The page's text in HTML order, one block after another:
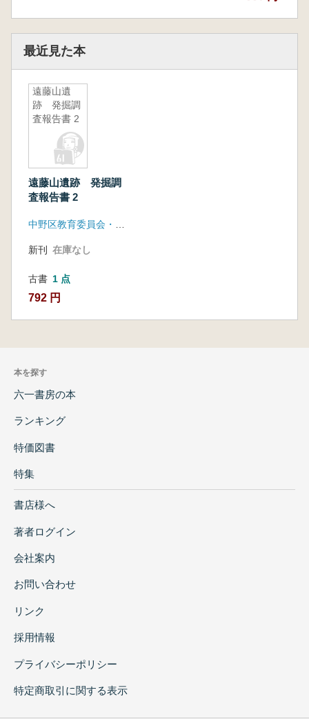
最近見た本
遠藤山遺
跡 発掘調
査報告書 2
遠藤山遺跡 発掘調
査報告書 2
中野区教育委員会・中野区遠藤山遺跡調査会
新刊 在庫なし
古書 1 点
792 円
本を探す
六一書房の本
ランキング
特価図書
特集
書店様へ
著者ログイン
会社案内
お問い合わせ
リンク
採用情報
プライバシーポリシー
特定商取引に関する表示